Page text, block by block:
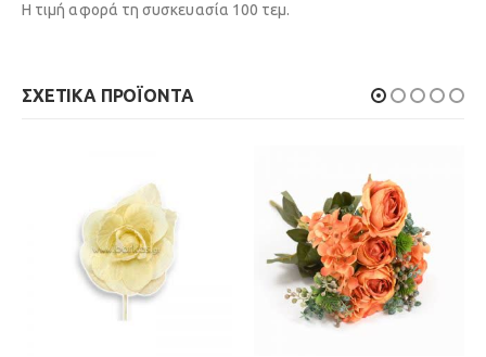
Η τιμή αφορά τη συσκευασία 100 τεμ.
ΣΧΕΤΙΚΆ ΠΡΟΪΌΝΤΑ